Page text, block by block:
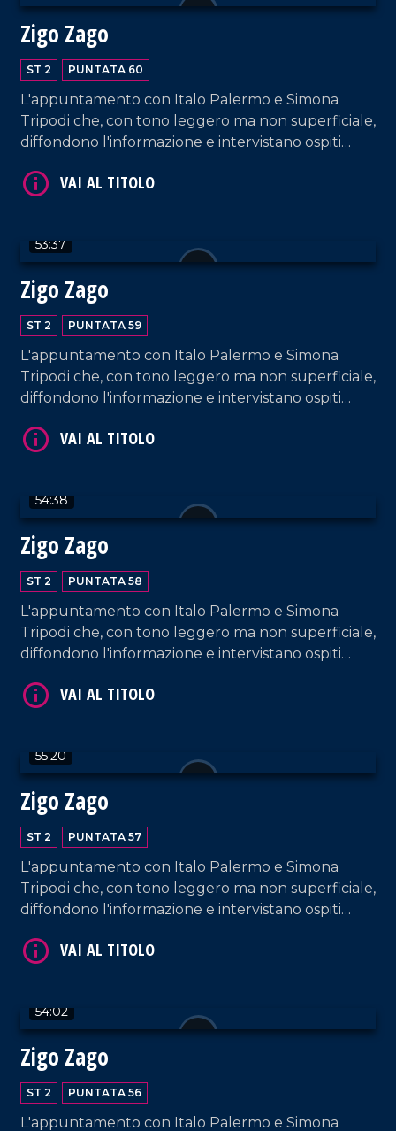
Zigo Zago
ST 2 PUNTATA 60
L'appuntamento con Italo Palermo e Simona
Tripodi che, con tono leggero ma non superficiale,
diffondono l'informazione e intervistano ospiti
Lamezia Terme.
53:37
Zigo Zago
ST 2 PUNTATA 59
L'appuntamento con Italo Palermo e Simona
Tripodi che, con tono leggero ma non superficiale,
diffondono l'informazione e intervistano ospiti
Lamezia Terme.
54:38
Zigo Zago
ST 2 PUNTATA 58
L'appuntamento con Italo Palermo e Simona
Tripodi che, con tono leggero ma non superficiale,
diffondono l'informazione e intervistano ospiti
Lamezia Terme.
55:20
Zigo Zago
ST 2 PUNTATA 57
L'appuntamento con Italo Palermo e Simona
Tripodi che, con tono leggero ma non superficiale,
diffondono l'informazione e intervistano ospiti
Lamezia Terme.
54:02
Zigo Zago
ST 2 PUNTATA 56
L'appuntamento con Italo Palermo e Simona
VAI AL TITOLO
VAI AL TITOLO
VAI AL TITOLO
VAI AL TITOLO
VAI AL TITOLO